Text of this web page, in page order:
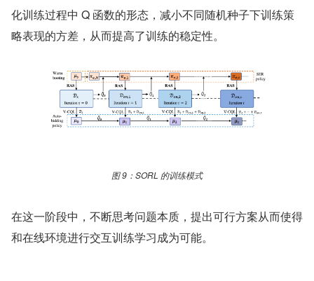
化训练过程中 Q 函数的形态，减小不同随机种子下训练策
略表现的方差，从而提高了训练的稳定性。
图 9：SORL 的训练模式
在这一阶段中，不断思考问题本质，提出可行方案从而使得
和在线环境进行交互训练学习成为可能。